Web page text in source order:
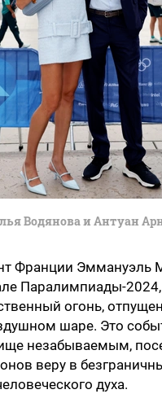
Водянова и Антуан
Франции Эммануэль
Паралимпиады-2024,
огонь,
шаре. Это
незабываемым,
веру в
духа.